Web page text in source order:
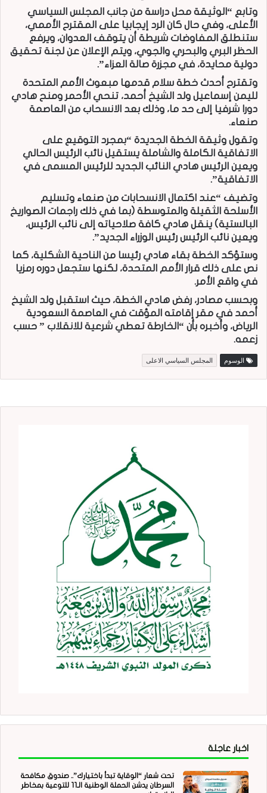
وتابع “الوثيقة محل دراسة من جانب المجلس السياسي
الأعلى، وفي حال كان الرد إيجابيا على المقترح الأممي،
ستنطلق المفاوضات شريطة أن يتوقف العدوان، ويرفع
الحظر البري والبحري والجوي، ويتم الإعلان عن لجنة تحقيق
دولية محايدة، في مجزرة صالة العزاء”.
وتقترح أحدث خطة سلام قدمها مبعوث الأمم المتحدة
لليمن إسماعيل ولد الشيخ أحمد، تنحي الأحمر ومنح هادي
دورا شرفيا إلى حد ما، وذلك بعد الانسحاب من العاصمة
صنعاء.
وتقول وثيقة الخطة الجديدة “بمجرد التوقيع على
الاتفاقية الكاملة والشاملة يستقيل نائب الرئيس الحالي
ويعين الرئيس هادي النائب الجديد للرئيس المسمى في
الاتفاقية”.
وتضيف “عند اكتمال الانسحابات من صنعاء وتسليم
الأسلحة الثقيلة والمتوسطة (بما في ذلك راجمات الصواريخ
البالستية) ينقل هادي كافة صلاحياته إلى نائب الرئيس،
ويعين نائب الرئيس رئيس الوزراء الجديد”.
وستؤكد الخطة بقاء هادي رئيسا من الناحية الشكلية، كما
نص على ذلك قرار الأمم المتحدة، لكنها ستجعل دوره رمزيا
في واقع الأمر.
وبحسب مصادر، رفض هادي الخطة، حيث استقبل ولد الشيخ
أحمد في مقر إقامته المؤقت في العاصمة السعودية
الرياض، وأخبره بأن “الخارطة تعطي شرعية للانقلاب ” حسب
زعمه.
الوسوم المجلس السياسي الاعلى
اخبار عاجلة
تحت شعار “الوقاية تبدأ باختيارك”.. صندوق مكافحة
السرطان يدشن الحملة الوطنية الـ11 للتوعية بمخاطر